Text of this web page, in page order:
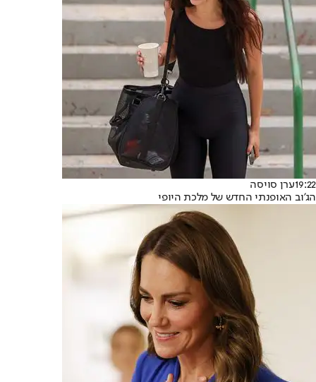
19:22ערן סויסה
הג'וב האופנתי החדש של מלכת היופי